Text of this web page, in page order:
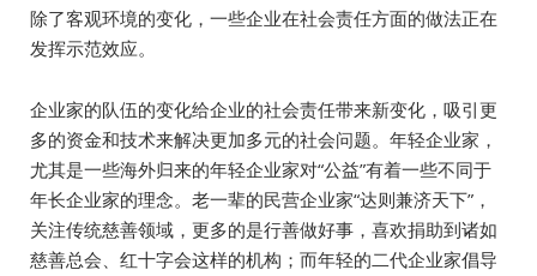
除了客观环境的变化，一些企业在社会责任方面的做法正在
发挥示范效应。
企业家的队伍的变化给企业的社会责任带来新变化，吸引更
多的资金和技术来解决更加多元的社会问题。年轻企业家，
尤其是一些海外归来的年轻企业家对“公益”有着一些不同于
年长企业家的理念。老一辈的民营企业家“达则兼济天下”，
关注传统慈善领域，更多的是行善做好事，喜欢捐助到诸如
慈善总会、红十字会这样的机构；而年轻的二代企业家倡导